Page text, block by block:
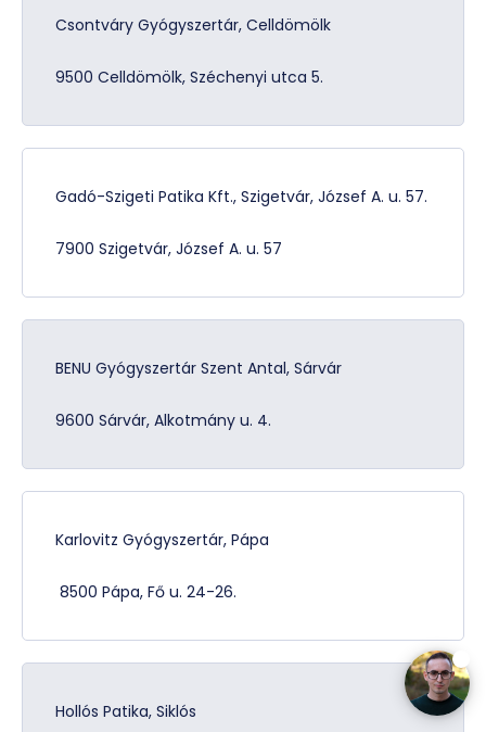
Csontváry Gyógyszertár, Celldömölk
9500 Celldömölk, Széchenyi utca 5.
Gadó-Szigeti Patika Kft., Szigetvár, József A. u. 57.
7900 Szigetvár, József A. u. 57
BENU Gyógyszertár Szent Antal, Sárvár
9600 Sárvár, Alkotmány u. 4.
Karlovitz Gyógyszertár, Pápa
8500 Pápa, Fő u. 24-26.
Hollós Patika, Siklós